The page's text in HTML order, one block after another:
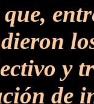
y
de